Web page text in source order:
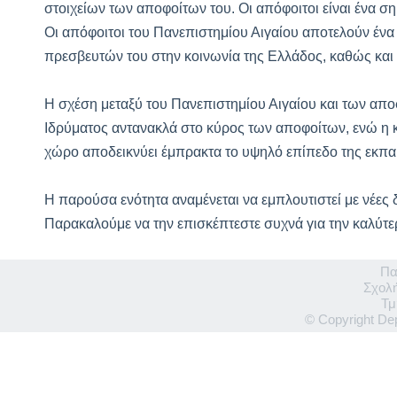
στοιχείων των αποφοίτων του. Οι απόφοιτοι είναι ένα
Οι απόφοιτοι του Πανεπιστημίου Αιγαίου αποτελούν
πρεσβευτών του στην κοινωνία της Ελλάδος, καθώς και
Η σχέση μεταξύ του Πανεπιστημίου Αιγαίου και των
Ιδρύματος αντανακλά στο κύρος των αποφοίτων, ενώ η
χώρο αποδεικνύει έμπρακτα το υψηλό επίπεδο της
Η παρούσα ενότητα αναμένεται να εμπλουτιστεί με
Παρακαλούμε να την επισκέπτεστε συχνά για την
© Copyright